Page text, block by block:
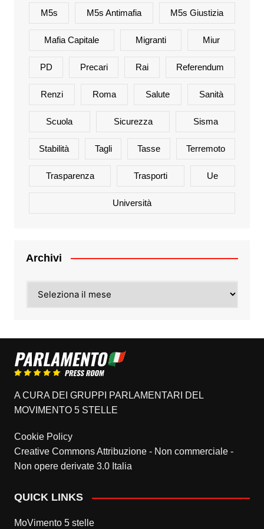
M5s M5s Antimafia M5s Giustizia
Mafia Capitale Migranti Miur
PD Precari Rai Referendum
Renzi Roma Salute Sanità
Scuola Sicurezza Sisma
Stabilità Tagli Tasse Terremoto
Trasparenza Trasporti Ue
Università
Archivi
A CURA DEI GRUPPI PARLAMENTARI DEL
MOVIMENTO 5 STELLE
Cookie Policy
Creative Commons Attribuzione - Non commerciale -
Non opere derivate 3.0 Italia
QUICK LINKS
MoVimento 5 stelle